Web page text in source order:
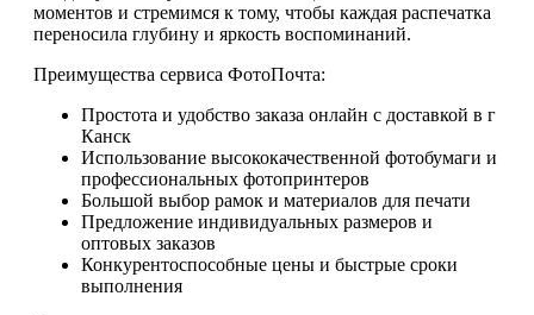
моментов и стремимся к тому, чтобы каждая распечатка
переносила глубину и яркость воспоминаний.
Преимущества сервиса ФотоПочта:
Простота и удобство заказа онлайн с доставкой в г
Канск
Использование высококачественной фотобумаги и
профессиональных фотопринтеров
Большой выбор рамок и материалов для печати
Предложение индивидуальных размеров и
оптовых заказов
Конкурентоспособные цены и быстрые сроки
выполнения